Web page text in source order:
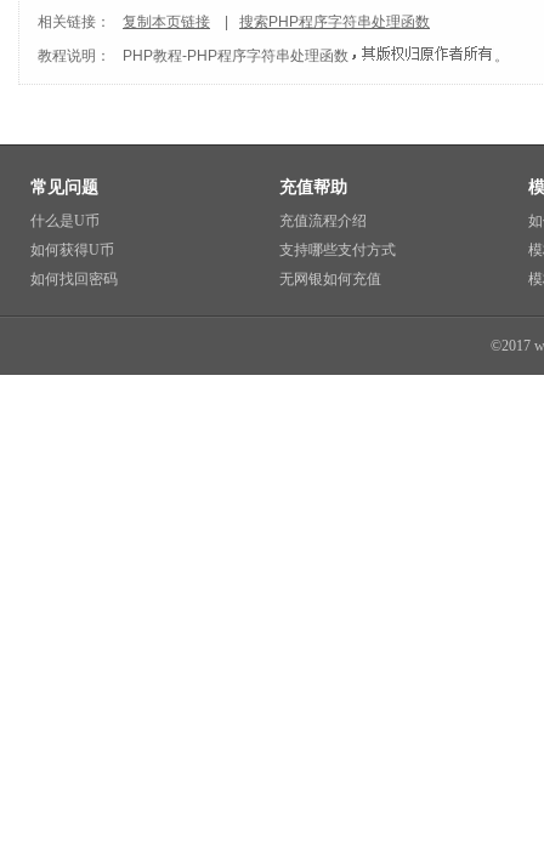
相关链接： 复制本页链接
搜索PHP程序字符串处理函数
教程说明：
PHP教程-PHP程序字符串处理函数 。
常见问题
什么是U币
如何获得U币
如何找回密码
充值帮助
充值流程介绍
支持哪些支付方式
无网银如何充值
©2017